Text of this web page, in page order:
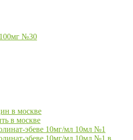
№30
в москве
в москве
эбеве 10мг/мл 10мл №1